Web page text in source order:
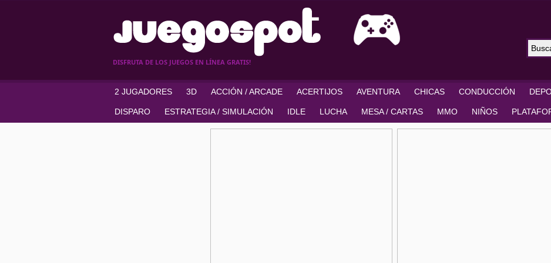
DISFRUTA DE LOS JUEGOS EN LÍNEA GRATIS!
2 JUGADORES 3D ACCIÓN / ARCADE ACERTIJOS AVENTURA CHICAS CONDUCCIÓN
DISPARO ESTRATEGIA / SIMULACIÓN IDLE LUCHA MESA / CARTAS MMO NIÑOS